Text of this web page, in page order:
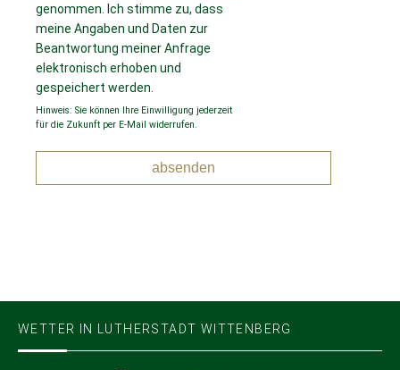
genommen. Ich stimme zu, dass
meine Angaben und Daten zur
Beantwortung meiner Anfrage
elektronisch erhoben und
gespeichert werden.
Hinweis: Sie können Ihre Einwilligung jederzeit
für die Zukunft per E-Mail widerrufen.
WETTER IN LUTHERSTADT WITTENBERG